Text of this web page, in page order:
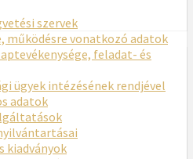
szervek
működésre vonatkozó adatok
feladat- és
ügyek intézésének rendjével
adatok
kiadványok